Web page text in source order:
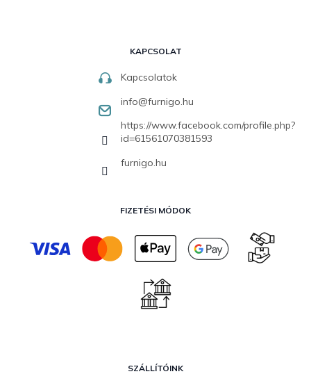
KAPCSOLAT
Kapcsolatok
info@furnigo.hu
https://www.facebook.com/profile.php?
id=61561070381593
furnigo.hu
FIZETÉSI MÓDOK
SZÁLLÍTÓINK